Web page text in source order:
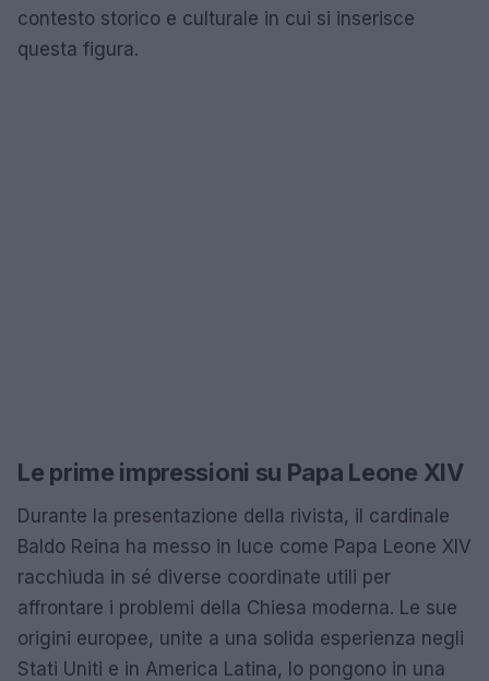
contesto storico e culturale in cui si inserisce
questa figura.
Le prime impressioni su Papa Leone XIV
Durante la presentazione della rivista, il cardinale
Baldo Reina ha messo in luce come Papa Leone XIV
racchiuda in sé diverse coordinate utili per
affrontare i problemi della Chiesa moderna. Le sue
origini europee, unite a una solida esperienza negli
Stati Uniti e in America Latina, lo pongono in una